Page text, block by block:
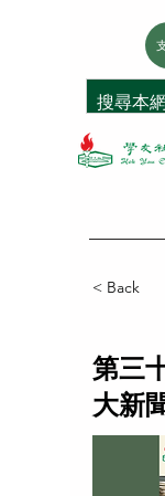
< Back
第三
大新